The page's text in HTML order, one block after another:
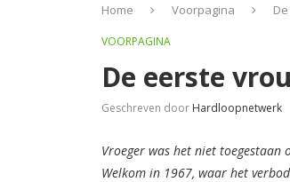
Home Voorpagina
VOORPAGINA
De eerste
Geschreven door Hardloopnetwerk
Vroeger was het niet
Welkom in 1967, waar het